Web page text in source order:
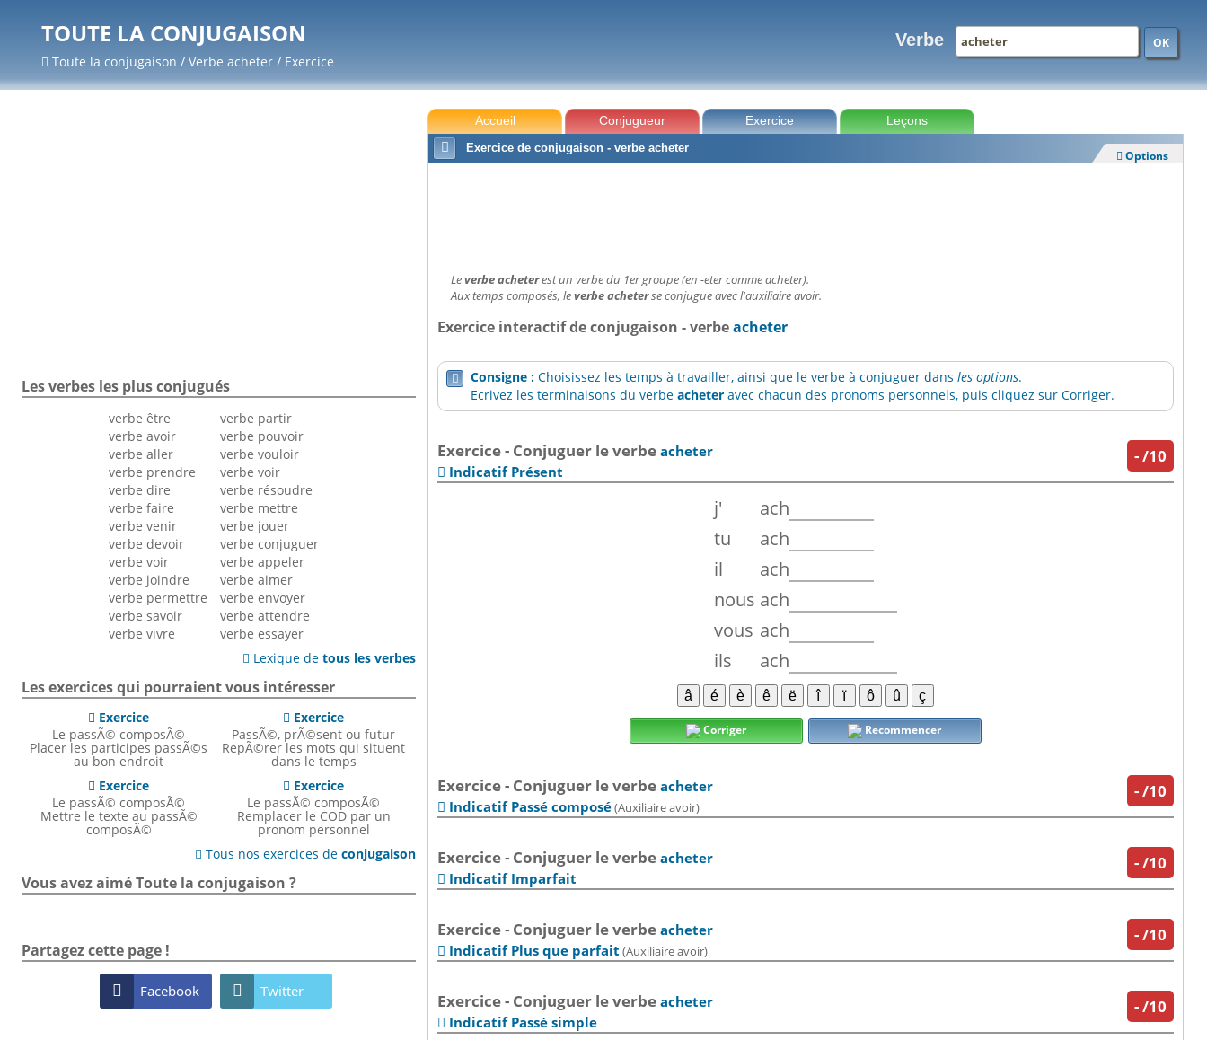
TOUTE LA CONJUGAISON
Toute la conjugaison / Verbe acheter / Exercice
Verbe OK
Accueil Conjugueur Exercice
Leçons

Exercice de conjugaison - verbe acheter
 Options
Leverbe acheterest un verbe du 1er groupe (en -eter comme acheter).
Aux temps composés, leverbe acheterse conjugue avec l'auxiliaire avoir.
Exercice interactif de conjugaison - verbeacheter
 Consigne :Choisissez les temps à travailler, ainsi que le verbe à conjuguer dansles options.
Ecrivez les terminaisons du verbeacheter avec chacun des pronoms personnels, puis cliquez sur Corriger.
-/10
Exercice - Conjuguer le verbeacheter
 Indicatif Présent
j'
ach
tu
ach
il
ach
nous ach
vous ach
ils
ach
Corriger Recommencer
-/10
Exercice - Conjuguer le verbeacheter
 Indicatif Passé composé(Auxiliaire avoir)
-/10
Exercice - Conjuguer le verbeacheter
 Indicatif Imparfait
-/10
Exercice - Conjuguer le verbeacheter
 Indicatif Plus que parfait (Auxiliaire avoir)
-/10
Exercice - Conjuguer le verbeacheter
 Indicatif Passé simple
Les verbes les plus conjugués
verbe être
verbe avoir
verbe aller
verbe prendre
verbe dire
verbe faire
verbe venir
verbe devoir
verbe voir
verbe joindre
verbe permettre
verbe savoir
verbe vivre
verbe partir
verbe pouvoir
verbe vouloir
verbe voir
verbe résoudre
verbe mettre
verbe jouer
verbe conjuguer
verbe appeler
verbe aimer
verbe envoyer
verbe attendre
verbe essayer
 Lexique detous les verbes
Les exercices qui pourraient vous intéresser
 Exercice
Le passÃ© composÃ©
Placer les participes passÃ©s
au bon endroit
 Exercice
PassÃ©, prÃ©sent ou futur
RepÃ©rer les mots qui situent
dans le temps
 Exercice
Le passÃ© composÃ©
Mettre le texte au passÃ©
composÃ©
 Exercice
Le passÃ© composÃ©
Remplacer le COD par un
pronom personnel
 Tous nos exercices deconjugaison
Vous avez aimé Toute la conjugaison ?
Partagez cette page !
 Facebook  Twitter